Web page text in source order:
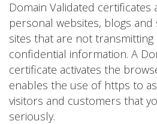
Domain Validated certificates
personal websites, blogs and
sites that are not transmitting
confidential information. A
certificate activates the
enables the use of https to
visitors and customers that
seriously.